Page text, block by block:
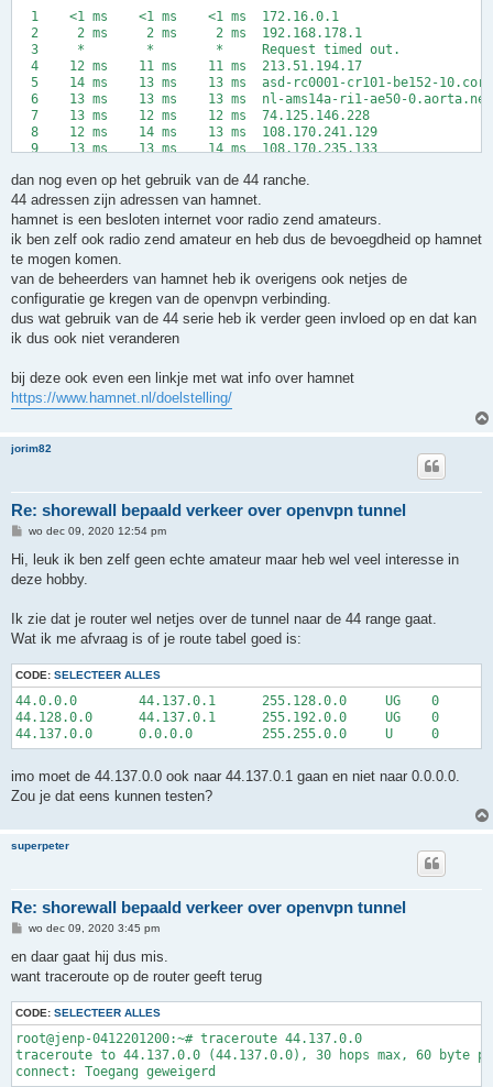
  1    <1 ms    <1 ms    <1 ms  172.16.0.1
  2     2 ms     2 ms     2 ms  192.168.178.1
  3     *        *        *     Request timed out.
  4    12 ms    11 ms    11 ms  213.51.194.17
5    14 ms    13 ms    13 ms  asd-rc0001-cr101-be152-
6    13 ms    13 ms    13 ms  nl-ams14a-ri1-ae50-
  7    13 ms    12 ms    12 ms  74.125.146.228
  8    12 ms    14 ms    13 ms  108.170.241.129
  9    13 ms    13 ms    14 ms  108.170.235.133
dan nog even op het gebruik van de 44 ranche.
44 adressen zijn adressen van hamnet.
hamnet is een besloten internet voor radio zend amateurs.
ik ben zelf ook radio zend amateur en heb dus de bevoegdheid op hamnet
te mogen komen.
van de beheerders van hamnet heb ik overigens ook netjes de
configuratie ge kregen van de openvpn verbinding.
dus wat gebruik van de 44 serie heb ik verder geen invloed op en dat kan
ik dus ook niet veranderen
bij deze ook even een linkje met wat info over hamnet
https://www.hamnet.nl/doelstelling/
jorim82
Re: shorewall bepaald verkeer over openvpn tunnel
B
i
c
wo dec 09, 2020 12:54 pm
Hi, leuk ik ben zelf geen echte amateur maar heb wel veel interesse in
deze hobby.
Ik zie dat je router wel netjes over de tunnel naar de 44 range gaat.
Wat ik me afvraag is of je route tabel goed is:
CODE: SELECTEER ALLES
44.0.0.0        44.137.0.1      255.128.0.0     UG    0
44.128.0.0      44.137.0.1      255.192.0.0     UG    0
imo moet de 44.137.0.0 ook naar 44.137.0.1 gaan en niet naar 0.0.0.0.
Zou je dat eens kunnen testen?
superpeter
Re: shorewall bepaald verkeer over openvpn tunnel
B
r
c
t
wo dec 09, 2020 3:45 pm
en daar gaat hij dus mis.
want traceroute op de router geeft terug
CODE: SELECTEER ALLES
root@jenp-0412201200:~# traceroute 44.137.0.0
traceroute to 44.137.0.0 (44.137.0.0), 30 hops max, 60 byte